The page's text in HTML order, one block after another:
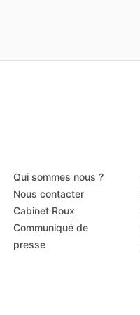
Qui sommes nous ?
Nous contacter
Cabinet Roux
Communiqué de
presse